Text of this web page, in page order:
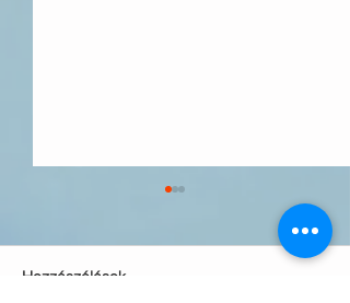
Hozzászólások